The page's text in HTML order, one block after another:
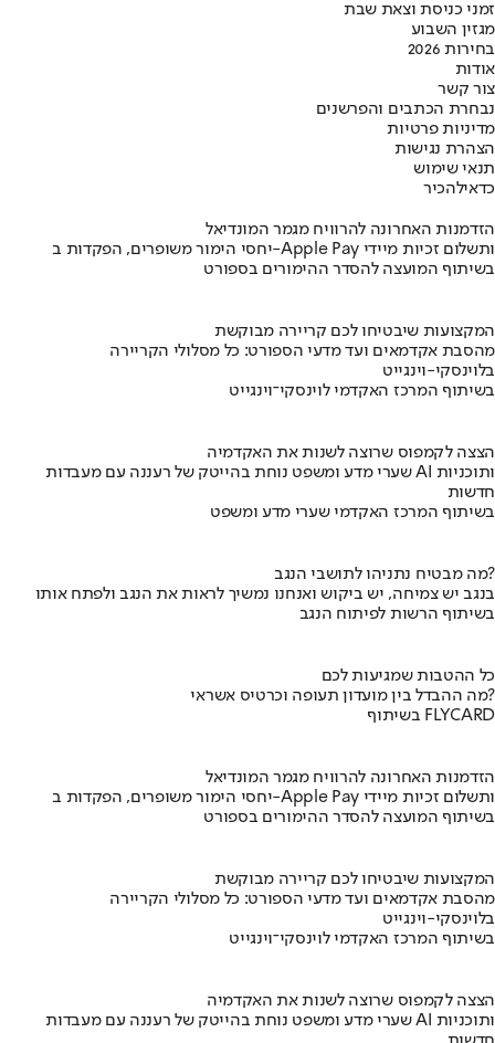
זמני כניסת וצאת שבת
מגזין השבוע
בחירות 2026
אודות
צור קשר
נבחרת הכתבים והפרשנים
מדיניות פרטיות
הצהרת נגישות
תנאי שימוש
כדאילהכיר
הזדמנות האחרונה להרוויח מגמר המונדיאל
יחסי הימור משופרים, הפקדות ב-Apple Pay ותשלום זכיות מיידי
בשיתוף המועצה להסדר ההימורים בספורט
המקצועות שיבטיחו לכם קריירה מבוקשת
מהסבת אקדמאים ועד מדעי הספורט: כל מסלולי הקריירה
בלוינסקי-וינגייט
בשיתוף המרכז האקדמי לוינסקי־וינגייט
הצצה לקמפוס שרוצה לשנות את האקדמיה
שערי מדע ומשפט נוחת בהייטק של רעננה עם מעבדות AI ותוכניות
חדשות
בשיתוף המרכז האקדמי שערי מדע ומשפט
מה מבטיח נתניהו לתושבי הנגב?
בנגב יש צמיחה, יש ביקוש ואנחנו נמשיך לראות את הנגב ולפתח אותו
בשיתוף הרשות לפיתוח הנגב
כל ההטבות שמגיעות לכם
מה ההבדל בין מועדון תעופה וכרטיס אשראי?
בשיתוף FLYCARD
הזדמנות האחרונה להרוויח מגמר המונדיאל
יחסי הימור משופרים, הפקדות ב-Apple Pay ותשלום זכיות מיידי
בשיתוף המועצה להסדר ההימורים בספורט
המקצועות שיבטיחו לכם קריירה מבוקשת
מהסבת אקדמאים ועד מדעי הספורט: כל מסלולי הקריירה
בלוינסקי-וינגייט
בשיתוף המרכז האקדמי לוינסקי־וינגייט
הצצה לקמפוס שרוצה לשנות את האקדמיה
שערי מדע ומשפט נוחת בהייטק של רעננה עם מעבדות AI ותוכניות